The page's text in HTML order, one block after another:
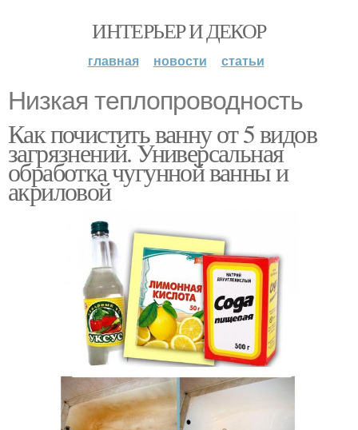
ИНТЕРЬЕР И ДЕКОР
главная новости статьи
Низкая теплопроводность
Как почистить ванну от 5 видов
загрязнений. Универсальная
обработка чугунной ванны и
акриловой